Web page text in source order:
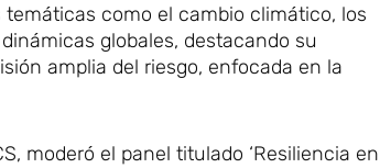
como el cambio climático, los
globales, destacando su
amplia del riesgo, enfocada en la
moderó el panel titulado ‘Resiliencia en